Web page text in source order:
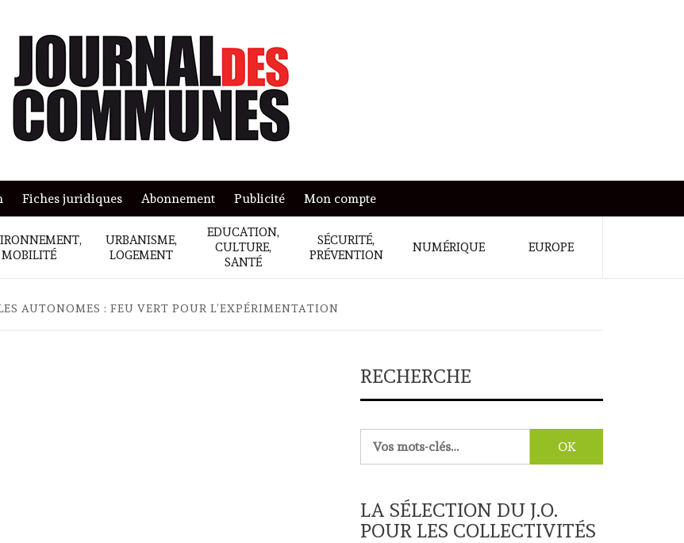
Fiches juridiques Abonnement Publicité Mon compte
MOBILITÉ
URBANISME,
LOGEMENT
EDUCATION,
CULTURE,
SANTÉ
SÉCURITÉ,
PRÉVENTION
NUMÉRIQUE EUROPE
AUTONOMES : FEU VERT POUR L’EXPÉRIMENTATION
RECHERCHE
LA SÉLECTION DU J.O.
POUR LES COLLECTIVITÉS